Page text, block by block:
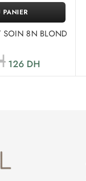
SOIN 8N BLOND
126 DH
PANIER